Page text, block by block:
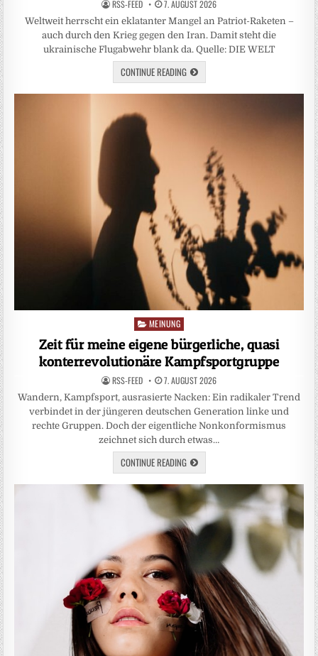
RSS-FEED 7. AUGUST 2026
Weltweit herrscht ein eklatanter Mangel an Patriot-Raketen –
auch durch den Krieg gegen den Iran. Damit steht die
ukrainische Flugabwehr blank da. Quelle: DIE WELT
CONTINUE READING
Posted
in
MEINUNG
Zeit für meine eigene bürgerliche, quasi
konterrevolutionäre Kampfsportgruppe
RSS-FEED 7. AUGUST 2026
Wandern, Kampfsport, ausrasierte Nacken: Ein radikaler Trend
verbindet in der jüngeren deutschen Generation linke und
rechte Gruppen. Doch der eigentliche Nonkonformismus
zeichnet sich durch etwas…
CONTINUE READING